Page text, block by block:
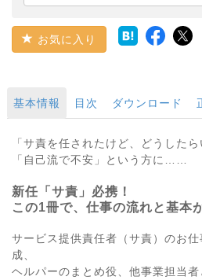
お気に入り
基本情報 目次 ダウンロード
「サ責を任されたけど、どうした
「自己流で不安」という方に……
新任「サ責」必携！
この1冊で、仕事の流れと基本
サービス提供責任者（サ責）のお
成、
ヘルパーのまとめ役、他事業担当